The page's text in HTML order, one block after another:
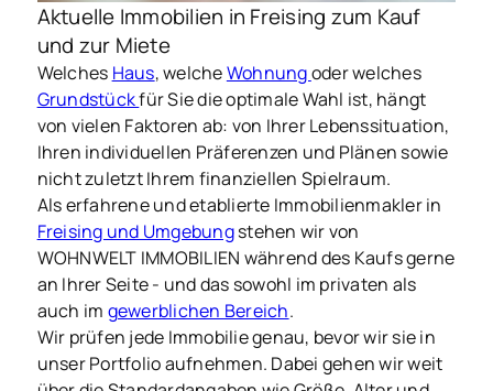
Aktuelle Immobilien in Freising zum Kauf
und zur Miete
Welches Haus, welcheWohnungoder welches
Grundstückfür Sie die optimale Wahl ist, hängt
von vielen Faktoren ab: von Ihrer Lebenssituation,
Ihren individuellen Präferenzen und Plänen sowie
nicht zuletzt Ihrem finanziellen Spielraum.
Als erfahrene und etablierte Immobilienmakler in
Freising und Umgebungstehen wir von
WOHNWELT IMMOBILIEN während des Kaufs gerne
an Ihrer Seite - und das sowohl im privaten als
auch im gewerblichen Bereich.
Wir prüfen jede Immobilie genau, bevor wir sie in
unser Portfolio aufnehmen. Dabei gehen wir weit